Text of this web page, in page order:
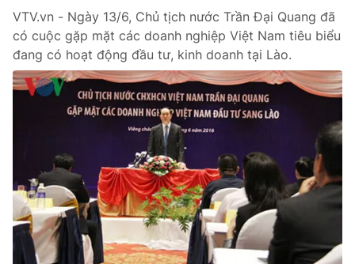
VTV.vn - Ngày 13/6, Chủ tịch nước Trần Đại Quang đã
có cuộc gặp mặt các doanh nghiệp Việt Nam tiêu biểu
đang có hoạt động đầu tư, kinh doanh tại Lào.